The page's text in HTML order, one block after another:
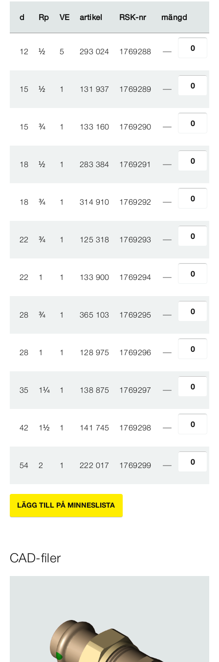
d Rp VE artikel RSK-​nr mängd
d Rp VE artikel RSK-​nr mängd
12 ½ 5 293 024 1769288
15 ½ 1 131 937 1769289
15 ¾ 1 133 160 1769290
18 ½ 1 283 384 1769291
18 ¾ 1 314 910 1769292
22 ¾ 1 125 318 1769293
22 1 1 133 900 1769294
28 ¾ 1 365 103 1769295
28 1 1 128 975 1769296
35 1¼ 1 138 875 1769297
42 1½ 1 141 745 1769298
54 2 1 222 017 1769299
LÄGG TILL PÅ MINNESLISTA
CAD-filer